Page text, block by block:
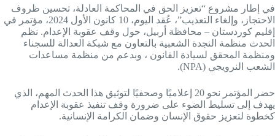
في إطار مشروع “تعزيز الحق في المحاكمة العادلة، تحسين ظروف
الاحتجاز، وإلغاء التعذيب”، عُقد اليوم، 10 كانون الأول 2024، مؤتمر في
إقليم كوردستان – محافظة أربيل، حول وقف عقوبة الإعدام. نظم
الحدث منظمة النجدة الشعبية بالتعاون مع شبكة العدالة للسجناء
ومنظمة المحقق لسيادة القانون ، وبدعم من منظمة مساعدات
الشعب النرويجي (NPA).
حضر المؤتمر نحو 20 إعلاميًا وصحفيًا لتوثيق هذا الحدث المهم، الذي
يهدف إلى تسليط الضوء على ضرورة وقف تنفيذ عقوبة الإعدام
كخطوة لتعزيز حقوق الإنسان وضمان الكرامة الإنسانية.